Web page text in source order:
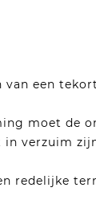
van een
moet de
in verzuim
redelijke